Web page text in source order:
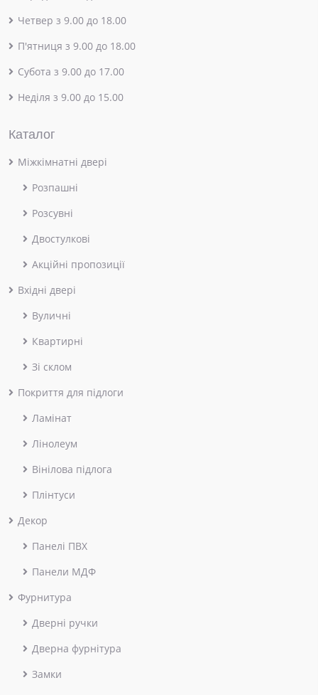
Четвер з 9.00 до 18.00
П'ятниця з 9.00 до 18.00
Субота з 9.00 до 17.00
Неділя з 9.00 до 15.00
Каталог
Міжкімнатні двері
Розпашні
Розсувні
Двостулкові
Акційні пропозиції
Вхідні двері
Вуличні
Квартирні
Зі склом
Покриття для підлоги
Ламінат
Лінолеум
Вінілова підлога
Плінтуси
Декор
Панелі ПВХ
Панели МДФ
Фурнитура
Дверні ручки
Дверна фурнітура
Замки